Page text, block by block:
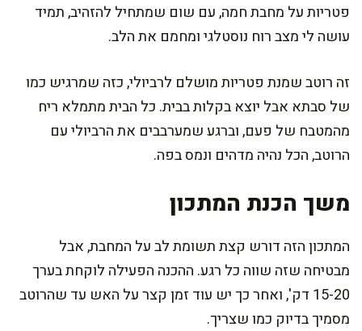
פטריות על מחבת חמה, עם שום שמתחיל להזהיב, תמיד
עושה לי מצב רוח נוסטלגי ומחמם את הלב.
זה רוטב שמנת פטריות מושלם לרביולי, כזה שמרגיש כמו
של סבתא אבל יוצא בקלות בבית. כל הבית מתמלא ריח
מהמטבח של פעם, וברגע שמערבבים את הרביולי עם
הרוטב, הכל נהיה מדהים ונמס בפה.
משך הכנת המתכון
המתכון הזה דורש קצת תשומת לב על המחבת, אבל
מבטיחה שזה שווה כל רגע. ההכנה הפעילה לוקחת בערך
15-20 דק', ואחר כך יש עוד זמן קצר על האש עד שהרוטב
מסמיך בדיוק כמו שצריך.